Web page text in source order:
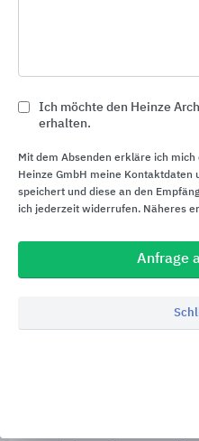
Gibt im Brandfall
Edelstahlprodukte
wartungsarm.
O₂-Reduktion durch
Edelstahl-
ein Drittel
Das geringere
Ich möchte den Heinze
erhalten.
Mit dem Absenden erkläre ich
Heinze GmbH meine Kontaktdaten
speichert und diese an den
ich jederzeit widerrufen. Näheres
Anfrage